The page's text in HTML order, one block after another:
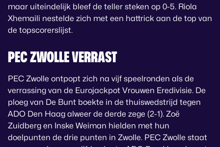
maar uiteindelijk bleef de teller steken op 0-5. Riola
Xhemaili nestelde zich met een hattrick aan de top van
de topscorerslijst.
PEC ZWOLLE VERRAST
PEC Zwolle ontpopt zich na vijf speelronden als de
verrassing van de Eurojackpot Vrouwen Eredivisie. De
ploeg van De Bunt boekte in de thuiswedstrijd tegen
ADO Den Haag alweer de derde zege (2-1). Zoë
Zuidberg en Inske Weiman hielden met hun
doelpunten de drie punten in Zwolle. PEC Zwolle staat